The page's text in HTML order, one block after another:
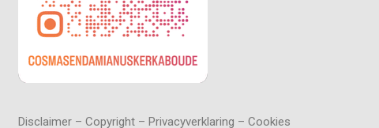
Disclaimer – Copyright – Privacyverklaring – Cookies